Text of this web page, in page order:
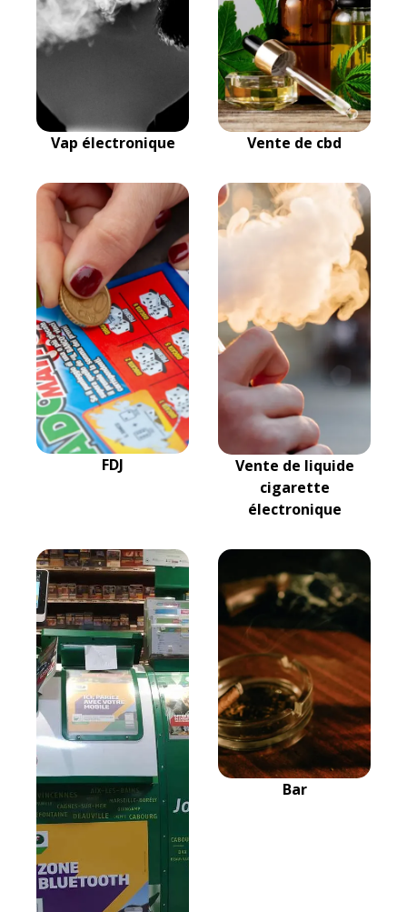
Vap électronique Vente de cbd
FDJ
Vente de liquide
cigarette
électronique
Bar